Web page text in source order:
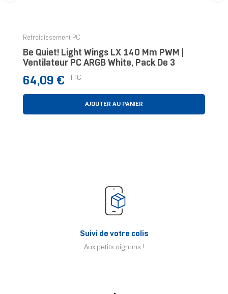
Refroidissement PC
Be Quiet! Light Wings LX 140 Mm PWM |
Ventilateur PC ARGB White, Pack De 3
Prix
64,09 € TTC
AJOUTER AU PANIER
Suivi de votre colis
Aux petits oignons !